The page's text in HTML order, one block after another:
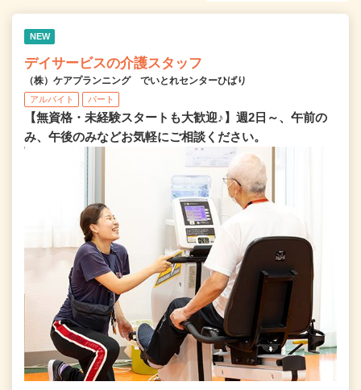
NEW
デイサービスの介護スタッフ
（株）ケアプランニング でいとれセンターひばり
アルバイト パート
【無資格・未経験スタートも大歓迎♪】週2日～、午前の
み、午後のみなどお気軽にご相談ください。